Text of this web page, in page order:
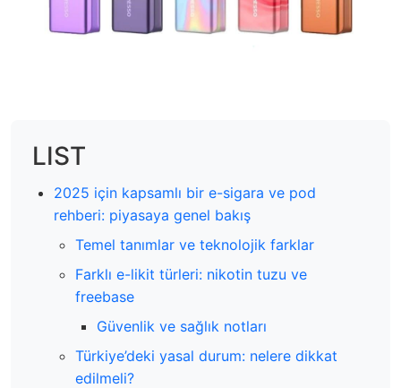
LIST
2025 için kapsamlı bir e-sigara ve pod
rehberi: piyasaya genel bakış
Temel tanımlar ve teknolojik farklar
Farklı e-likit türleri: nikotin tuzu ve
freebase
Güvenlik ve sağlık notları
Türkiye’deki yasal durum: nelere dikkat
edilmeli?